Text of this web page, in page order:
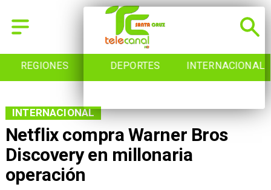
REGIONES DEPORTES INTERNACIONAL
Netflix compra Warner Bros
Discovery en millonaria
operación
INTERNACIONAL